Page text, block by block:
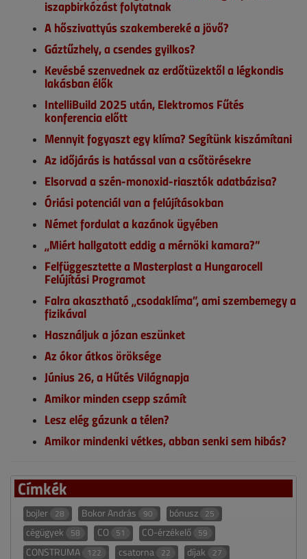
iszapbirkózást folytatnak
A hőszivattyús szakembereké a jövő?
Gáztűzhely, a csendes gyilkos?
Kevésbé szenvednek az erdőtüzektől a légkondis
lakásban élők
IntelliBuild 2025 után, Elektromos Fűtés
konferencia előtt
Mennyit fogyaszt egy klíma? Segítünk kiszámítani
Az időjárás is hatással van a csőtörésekre
Elsorvad a szén-monoxid-riasztók adatbázisa?
Óriási potenciál van a felújításokban
Német fordulat a kazánok ügyében
„Miért hallgatott eddig a mérnöki kamara?”
Felfüggesztette a Masterplast a Hungarocell
Felújítási Programot
Falra akasztható „csodaklíma”, ami szembemegy a
fizikával
Használjuk a józan eszünket
Az ókor átkos öröksége
Június 26, a Hűtés Világnapja
Amikor minden csepp számít
Lesz elég gázunk a télen?
Amikor mindenki vétkes, abban senki sem hibás?
Címkék
bojler 28 Bokor András 90 bónusz 25
cégügyek 58 CO 51 CO-érzékelő 59
CONSTRUMA 122 csatorna 22 díjak 27